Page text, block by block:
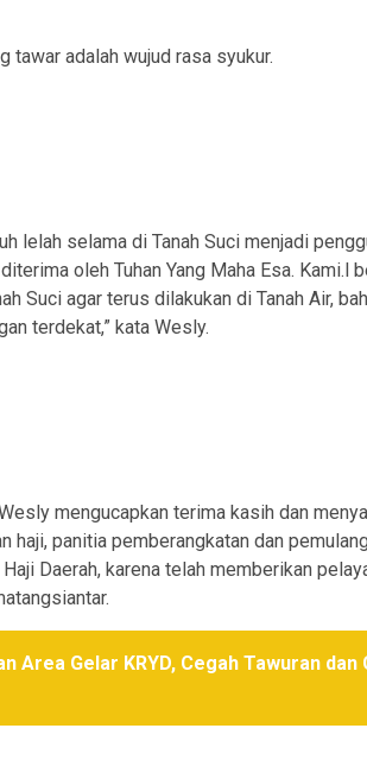
tawar adalah wujud rasa syukur.
lelah selama di Tanah Suci menjadi
oleh Tuhan Yang Maha Esa. Kami.l
Suci agar terus dilakukan di Tanah Air,
terdekat,” kata Wesly.
mengucapkan terima kasih dan
haji, panitia pemberangkatan dan
Daerah, karena telah memberikan
Area Gelar KRYD, Cegah Tawuran dan